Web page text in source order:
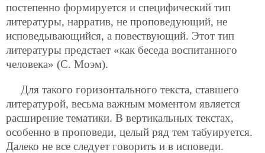
постепенно формируется и специфический тип
литературы, нарратив, не проповедующий, не
исповедывающийся, а повествующий. Этот тип
литературы предстает «как беседа воспитанного
человека» (С. Моэм).
Для такого горизонтального текста, ставшего
литературой, весьма важным моментом является
расширение тематики. В вертикальных текстах,
особенно в проповеди, целый ряд тем табуируется.
Далеко не все следует говорить и в исповеди.